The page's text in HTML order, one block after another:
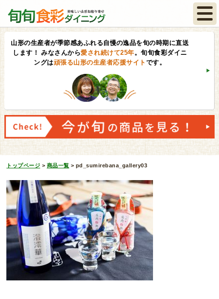
山形の生産者が季節感あふれる自慢の逸品を旬の時期に直送
します！ みなさんから愛され続けて25年。旬旬食彩ダイニ
ングは頑張る山形の生産者応援サイト です。
トップページ > 商品一覧 > pd_sumirebana_gallery03